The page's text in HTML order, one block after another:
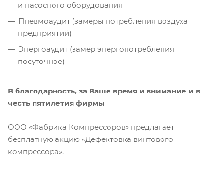
и насосного оборудования
Пневмоаудит (замеры потребления воздуха
предприятий)
Энергоаудит (замер энергопотребления
посуточное)
В благодарность, за Ваше время и внимание и в
честь пятилетия фирмы
ООО «Фабрика Компрессоров» предлагает
бесплатную акцию «Дефектовка винтового
компрессора».